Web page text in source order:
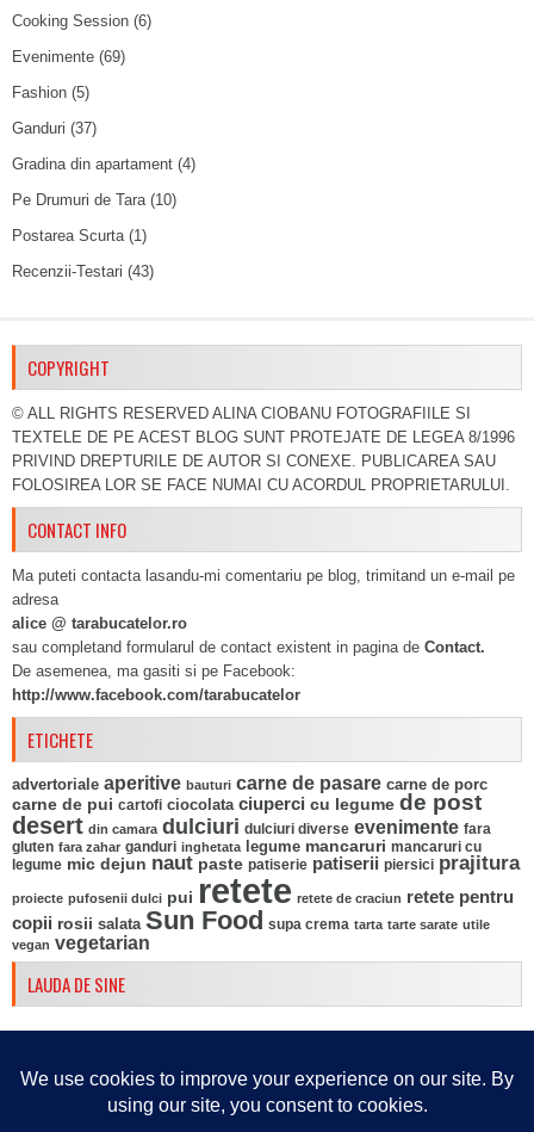
Cooking Session (6)
Evenimente (69)
Fashion (5)
Ganduri (37)
Gradina din apartament (4)
Pe Drumuri de Tara (10)
Postarea Scurta (1)
Recenzii-Testari (43)
COPYRIGHT
© ALL RIGHTS RESERVED ALINA CIOBANU FOTOGRAFIILE SI
TEXTELE DE PE ACEST BLOG SUNT PROTEJATE DE LEGEA 8/1996
PRIVIND DREPTURILE DE AUTOR SI CONEXE. PUBLICAREA SAU
FOLOSIREA LOR SE FACE NUMAI CU ACORDUL PROPRIETARULUI.
CONTACT INFO
Ma puteti contacta lasandu-mi comentariu pe blog, trimitand un e-mail pe
adresa
alice @ tarabucatelor.ro
sau completand formularul de contact existent in pagina de Contact.
De asemenea, ma gasiti si pe Facebook:
http://www.facebook.com/tarabucatelor
ETICHETE
advertoriale aperitive bauturi carne de pasare carne de porc
carne de pui cartofi ciocolata ciuperci cu legume de post
desert din camara dulciuri dulciuri diverse evenimente fara
gluten fara zahar ganduri inghetata legume mancaruri mancaruri cu
legume mic dejun naut paste patiserie patiserii piersici prajitura
proiecte pufosenii dulci pui retete retete de craciun retete pentru
copii rosii salata Sun Food supa crema tarta tarte sarate utile
vegan vegetarian
LAUDA DE SINE